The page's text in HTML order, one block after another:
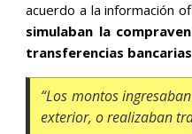
acuerdo a la información
simulaban la
transferencias
“Los montos
exterior, o realizaban